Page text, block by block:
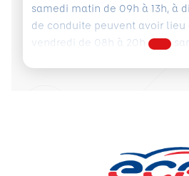
samedi matin de 09h à 13h, à
de conduite peuvent avoir lieu
vendredi de 08h à 20h et le